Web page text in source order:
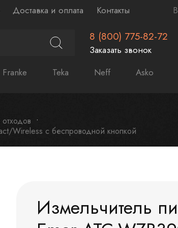
Доставка и оплата Контакты
8 (800) 775-82-72
Заказать звонок
Franke Teka Neff Asko
Wireless с беспроводной кнопкой
Измельчитель